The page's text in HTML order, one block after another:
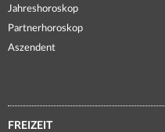
Jahreshoroskop
Partnerhoroskop
Aszendent
FREIZEIT